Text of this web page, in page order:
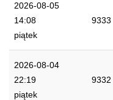
2026-08-05
14:08
piątek
9333
2026-08-04
22:19
piątek
9332